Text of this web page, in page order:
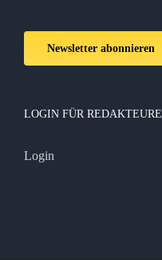
Newsletter abonnieren
LOGIN FÜR REDAKTEURE
Login